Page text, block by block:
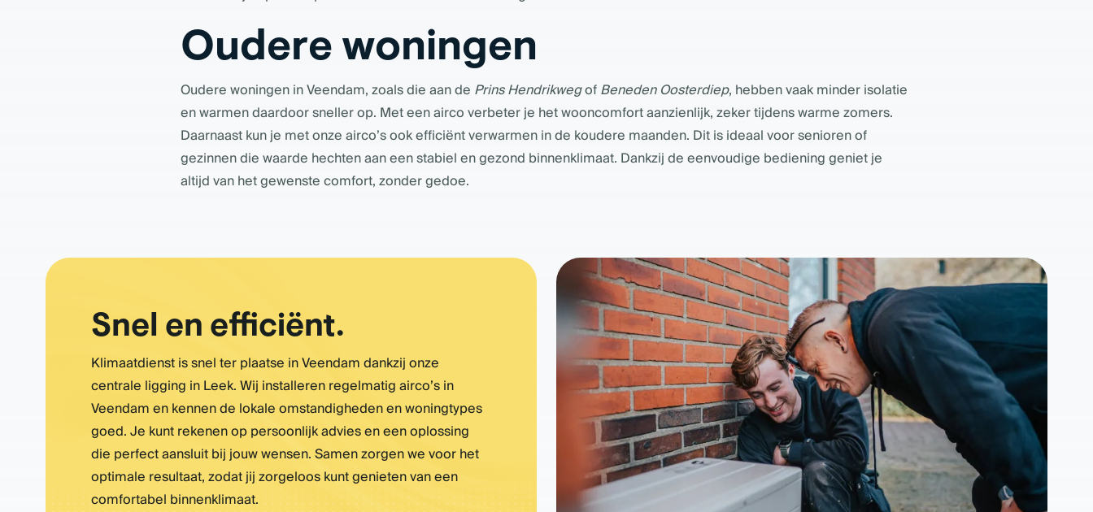
Oudere woningen
Oudere woningen in Veendam, zoals die aan de Prins HendrikwegofBeneden Oosterdiep, hebben vaak minder isolatie
en warmen daardoor sneller op. Met een airco verbeter je het wooncomfort aanzienlijk, zeker tijdens warme zomers.
Daarnaast kun je met onze airco’s ook efficiënt verwarmen in de koudere maanden. Dit is ideaal voor senioren of
gezinnen die waarde hechten aan een stabiel en gezond binnenklimaat. Dankzij de eenvoudige bediening geniet je
altijd van het gewenste comfort, zonder gedoe.
Snel en efficiënt.
Klimaatdienst is snel ter plaatse in Veendam dankzij onze
centrale ligging in Leek. Wij installeren regelmatig airco’s in
Veendam en kennen de lokale omstandigheden en woningtypes
goed. Je kunt rekenen op persoonlijk advies en een oplossing
die perfect aansluit bij jouw wensen. Samen zorgen we voor het
optimale resultaat, zodat jij zorgeloos kunt genieten van een
comfortabel binnenklimaat.